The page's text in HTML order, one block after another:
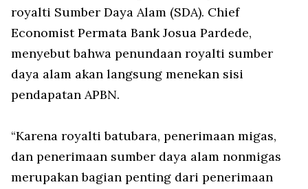
royalti Sumber Daya Alam (SDA). Chief
Economist Permata Bank Josua Pardede,
menyebut bahwa penundaan royalti sumber
daya alam akan langsung menekan sisi
pendapatan APBN.
“Karena royalti batubara, penerimaan migas,
dan penerimaan sumber daya alam nonmigas
merupakan bagian penting dari penerimaan